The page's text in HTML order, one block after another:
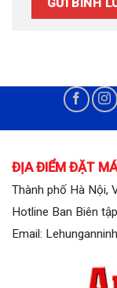
ĐỊA ĐIỂM ĐẶT
Thành phố Hà Nội,
Hotline Ban Biên
Email: